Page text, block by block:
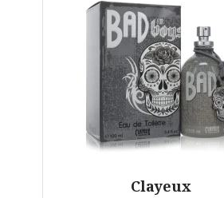
Clayeux